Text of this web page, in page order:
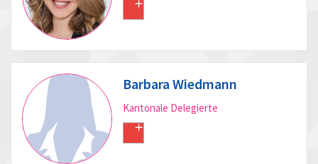
Barbara Wiedmann
Kantonale Delegierte